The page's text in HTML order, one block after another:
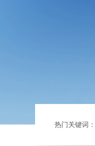
热门关键词：